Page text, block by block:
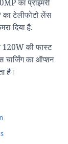
का प्राइमरी
टेलीफोटो लेंस
दिया है.
120W की फास्ट
चार्जिंग का ऑप्शन
है।